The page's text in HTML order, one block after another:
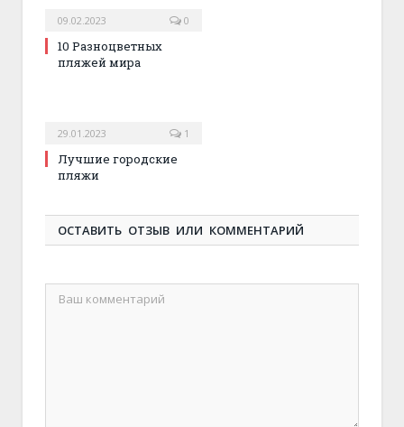
09.02.2023 0
10 Разноцветных
пляжей мира
29.01.2023 1
Лучшие городские
пляжи
ОСТАВИТЬ ОТЗЫВ ИЛИ КОММЕНТАРИЙ